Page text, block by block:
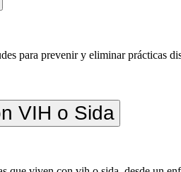
para prevenir y eliminar prácticas
VIH o Sida